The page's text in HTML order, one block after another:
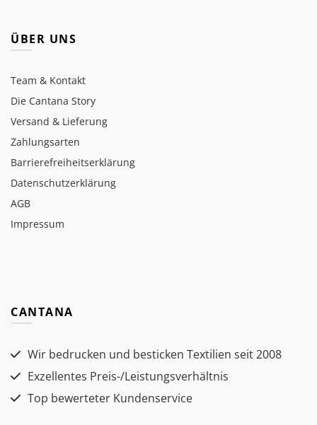
ÜBER UNS
Team & Kontakt
Die Cantana Story
Versand & Lieferung
Zahlungsarten
Barrierefreiheitserklärung
Datenschutzerklärung
AGB
Impressum
CANTANA
Wir bedrucken und besticken Textilien seit 2008
Exzellentes Preis-/Leistungsverhältnis
Top bewerteter Kundenservice